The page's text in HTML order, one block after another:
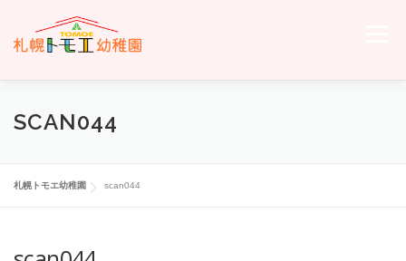
ツ
ホーム トモエについて
交通案内 お問い合わせ
SCAN044
札幌トモエ幼稚園 scan044